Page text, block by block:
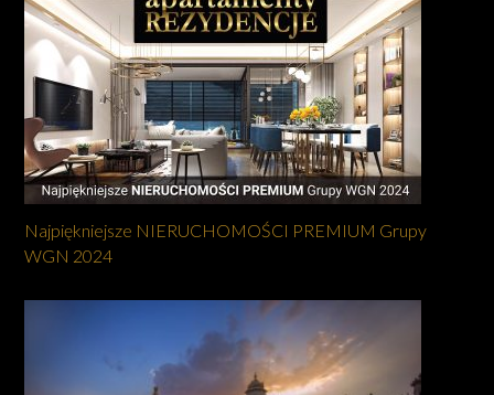
Najpiękniejsze NIERUCHOMOŚCI PREMIUM Grupy
WGN 2024